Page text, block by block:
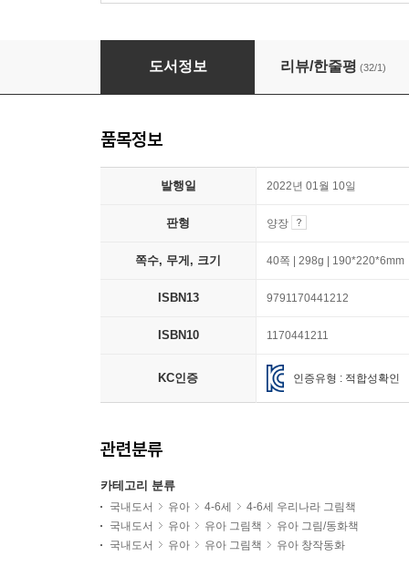
도서정보 리뷰/한줄평 (32/1)
품목정보
발행일 2022년 01월 10일
판형 양장
쪽수, 무게, 크기 40쪽 | 298g | 190*220*6mm
ISBN13 9791170441212
ISBN10 1170441211
KC인증 인증유형 : 적합성확인
관련분류
카테고리 분류
국내도서 유아 4-6세
4-6세 우리나라 그림책
국내도서
유아 유아 그림책
유아 그림/동화책
국내도서
유아 유아 그림책 유아 창작동화